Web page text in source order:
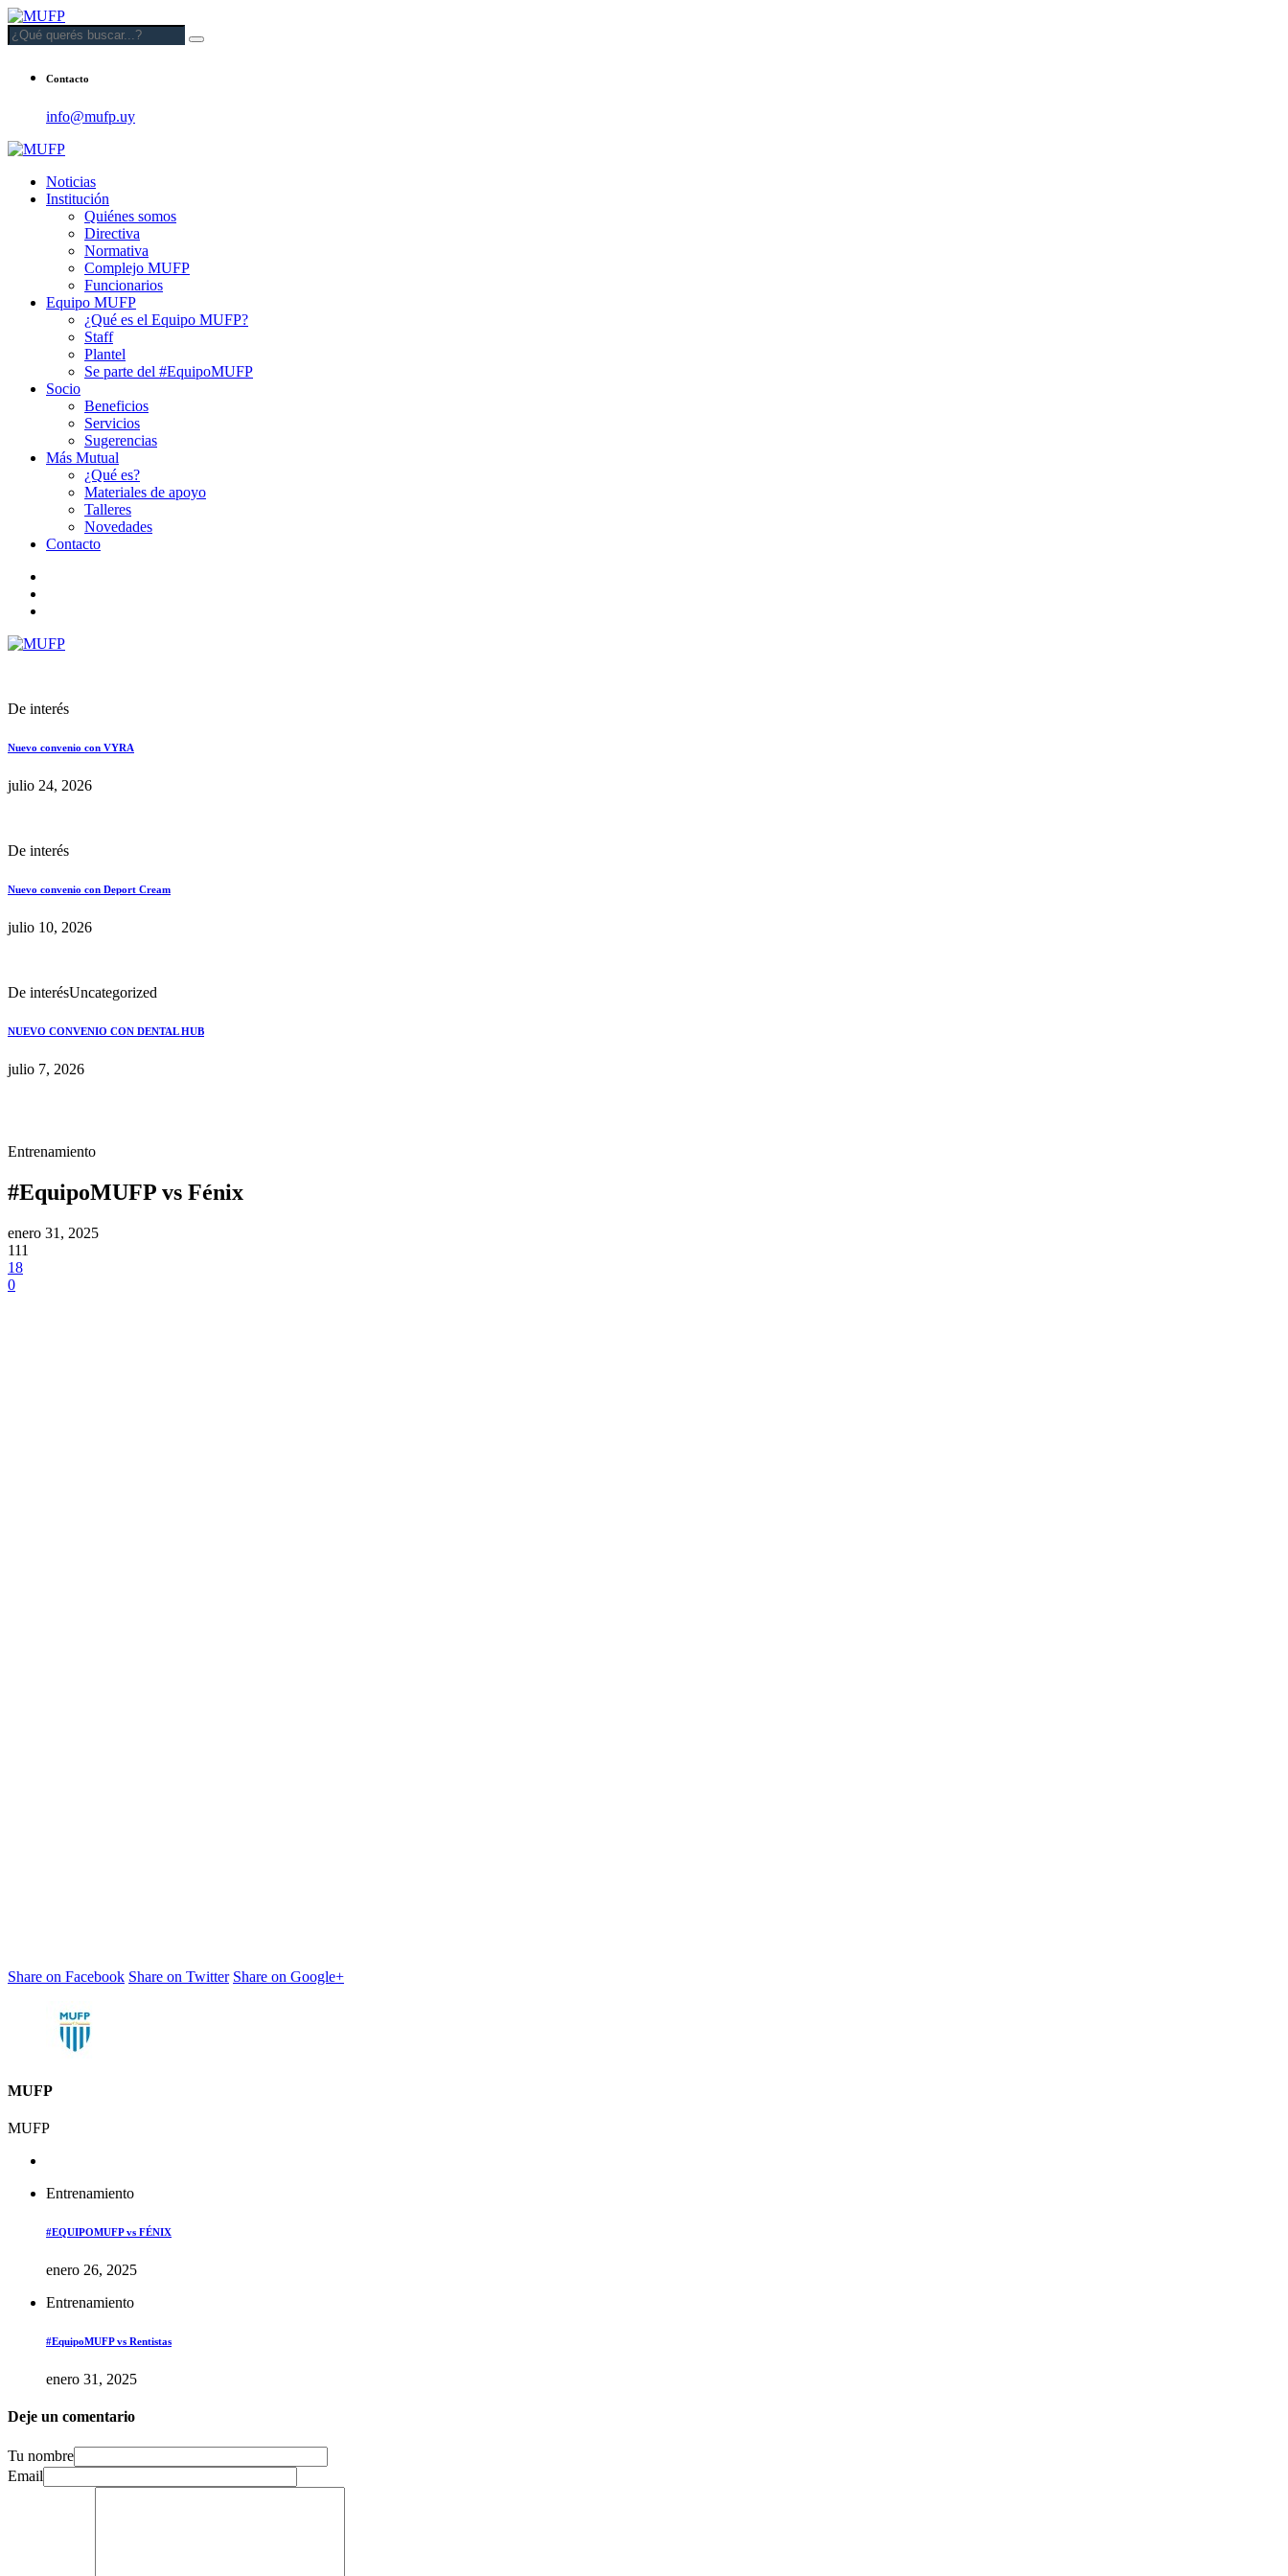
Contacto
info@mufp.uy
Noticias
Institución
Quiénes somos
Directiva
Normativa
Complejo MUFP
Funcionarios
Equipo MUFP
¿Qué es el Equipo MUFP?
Staff
Plantel
Se parte del #EquipoMUFP
Socio
Beneficios
Servicios
Sugerencias
Más Mutual
¿Qué es?
Materiales de apoyo
Talleres
Novedades
Contacto
De interés
Nuevo convenio con VYRA
julio 24, 2026
De interés
Nuevo convenio con Deport Cream
julio 10, 2026
De interésUncategorized
NUEVO CONVENIO CON DENTAL HUB
julio 7, 2026
Entrenamiento
#EquipoMUFP vs Fénix
enero 31, 2025
111
18
0
Share on Facebook Share on Twitter Share on Google+
MUFP
MUFP
Entrenamiento
#EQUIPOMUFP vs FÉNIX
enero 26, 2025
Entrenamiento
#EquipoMUFP vs Rentistas
enero 31, 2025
Deje un comentario
Tu nombre
Email